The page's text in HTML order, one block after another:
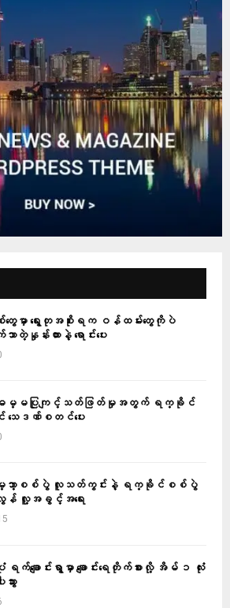
တွေမှာ ရွေးတုအစိုးရက ဝန်ထမ်းတွေကိုပဲ
ာတဲ့နှုန်းထားနဲ့ ရောင်းပေး
မ္မပြုကျင့်သတ်ဖြတ်မှုအတွက် ရက္ခိုင်
သေဒဏ်စတင်ပေး
ဘာ့စစ်ပွဲ လူသတ်ကွင်းနဲ့ ရက္ခိုင်စစ်ပွဲ
န် လူ့အခွင့်အရေး
ရက်ချောင်းရွာမှာ ချောင်းရေတိုက်စားလို့ အိမ် ၁ လုံး
သွား